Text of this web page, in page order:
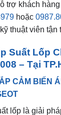
thuật viên tận
Suất Lốp
CẢM BIẾN
lốp là giải
đề trên, đảm
Peugeot của